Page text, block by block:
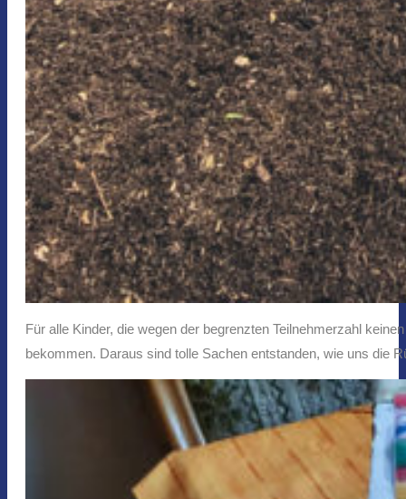
Für alle Kinder, die wegen der begrenzten Teilnehmerzahl
bekommen. Daraus sind tolle Sachen entstanden, wie uns die